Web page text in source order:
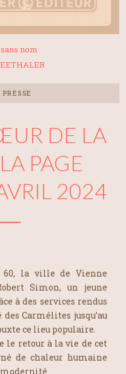
nom
DE LA
PAGE
2024
60, la ville de Vienne
Simon, un jeune
à des services rendus
Carmélites jusqu’au
ce lieu populaire.
le retour à la vie de cet
de chaleur humaine
modernité.